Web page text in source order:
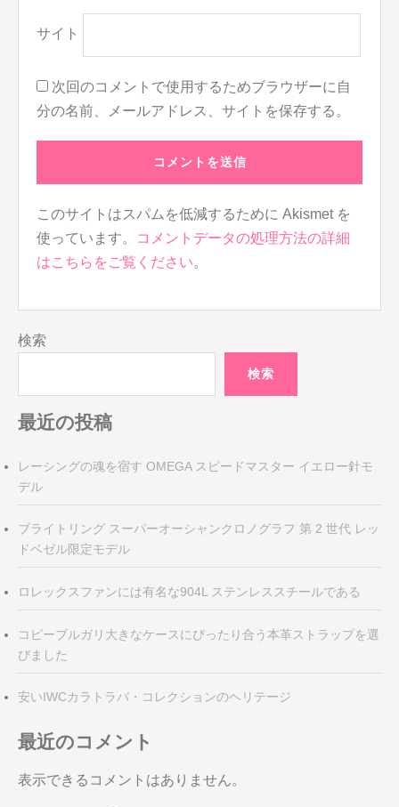
サイト
次回のコメントで使用するためブラウザーに自
分の名前、メールアドレス、サイトを保存する。
このサイトはスパムを低減するために Akismet を
使っています。
コメントデータの処理方法の詳細
はこちらをご覧ください。
検索
検索
最近の投稿
レーシングの魂を宿す OMEGA スピードマスター イエロー針モ
デル
ブライトリング スーパーオーシャンクロノグラフ 第 2 世代 レッ
ドベゼル限定モデル
ロレックスファンには有名な904L ステンレススチールである
コピーブルガリ大きなケースにぴったり合う本革ストラップを選
びました
安いIWCカラトラバ・コレクションのヘリテージ
最近のコメント
表示できるコメントはありません。